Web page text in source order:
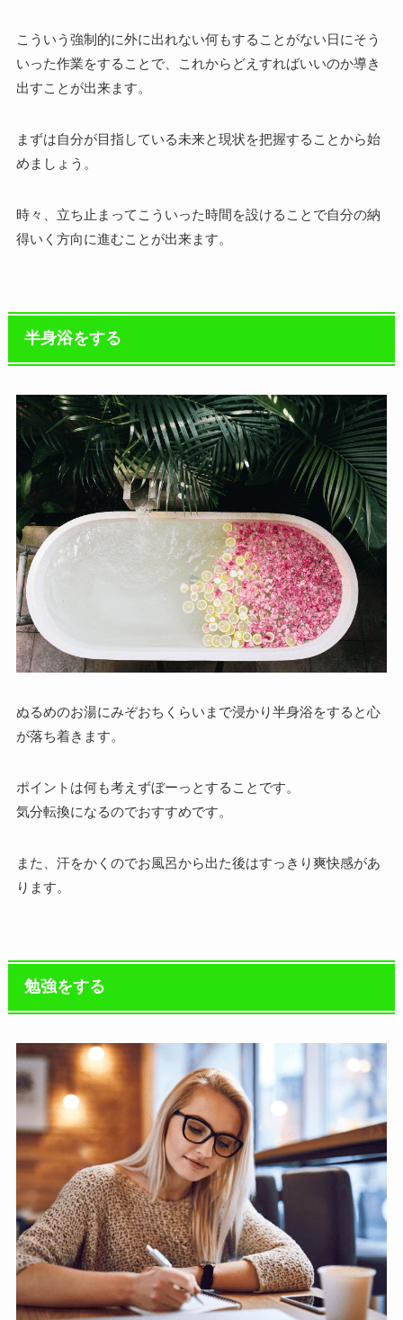
こういう強制的に外に出れない何もすることがない日にそう
いった作業をすることで、これからどえすればいいのか導き
出すことが出来ます。
まずは自分が目指している未来と現状を把握することから始
めましょう。
時々、立ち止まってこういった時間を設けることで自分の納
得いく方向に進むことが出来ます。
半身浴をする
ぬるめのお湯にみぞおちくらいまで浸かり半身浴をすると心
が落ち着きます。
ポイントは何も考えずぼーっとすることです。
気分転換になるのでおすすめです。
また、汗をかくのでお風呂から出た後はすっきり爽快感があ
ります。
勉強をする